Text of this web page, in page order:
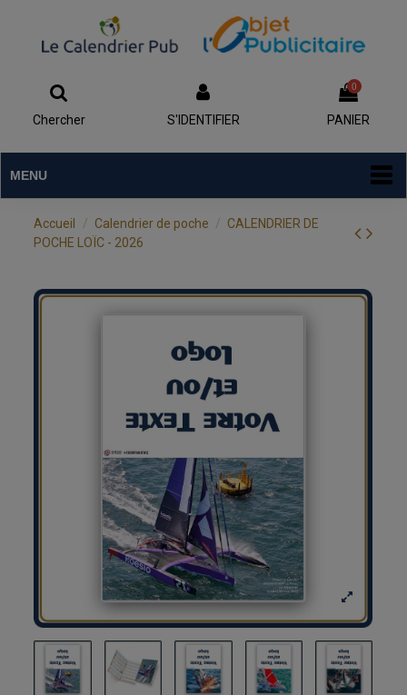
Chercher S'IDENTIFIER
0
PANIER
MENU
Accueil Calendrier de poche
CALENDRIER DE
POCHE LOÏC - 2026